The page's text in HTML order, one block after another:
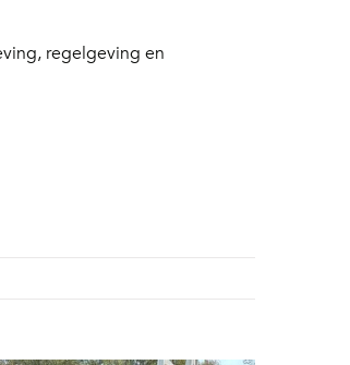
regelgeving en